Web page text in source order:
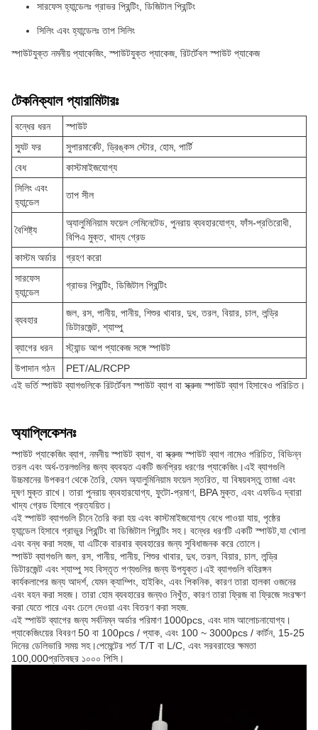
সারফেস হ্যান্ডেলঃ গ্রাভর প্রিন্টিং, ডিজিটাল প্রিন্টিং
সিলিং এবং হ্যান্ডেলঃ তাপ সিলিং
স্পাউটযুক্ত নমনীয় প্যাকেজিং, স্পাউটযুক্ত প্যাকেজ, রিটর্টেবল স্পাউট প্যাকেজ
টেকনিক্যাল প্যারামিটারঃ
বন্ধের ধরন
স্পাউট
স্যুট ফর
সুপারমার্কেট, ড্রিঙ্কস স্টোর, হোম, পার্টি
বেধ
কাস্টমাইজযোগ্য
সিলিং এবং
হ্যান্ডেল
তাপ সীল
বৈশিষ্ট্য
অ্যালুমিনিয়াম ফয়েল লেমিনেটেড, পুনরায় ব্যবহারযোগ্য, ফাঁস-প্রতিরোধী,
বিপিএ মুক্ত, খাদ্য গ্রেড
কাস্টম অর্ডার
গ্রহণ করো
সারফেস
হ্যান্ডেল
গ্রাভর প্রিন্টিং, ডিজিটাল প্রিন্টিং
ব্যবহার
জল, রস, পানীয়, পানীয়, শিশুর খাবার, দুধ, তরল, বিয়ার, চাল, লন্ড্রি
ডিটারজেন্ট, শ্যাম্পু
ব্যাগের ধরন
স্ট্যান্ড আপ প্যাকেজ সঙ্গে স্পাউট
উপাদান গঠন
PET/AL/RCPP
এই ভর্তি স্পাউট ব্যাগগুলিকে রিটর্টেবল স্পাউট ব্যাগ বা স্ক্রুজ স্পাউট ব্যাগ হিসাবেও পরিচিত।
অ্যাপ্লিকেশনঃ
স্পাউট প্যাকেজিং ব্যাগ, নমনীয় স্পাউট ব্যাগ, বা স্ক্রুজ স্পাউট ব্যাগ নামেও পরিচিত, বিভিন্ন
তরল এবং অর্ধ-তরলগুলির জন্য ব্যবহৃত একটি জনপ্রিয় ধরণের প্যাকেজিং।এই ব্যাগগুলি
উচ্চমানের উপকরণ থেকে তৈরি, যেমন অ্যালুমিনিয়াম ফয়েল স্তরিত, যা বিষয়বস্তু তাজা এবং
দূষণ মুক্ত রাখে। তারা পুনরায় ব্যবহারযোগ্য, ফুটো-প্রমাণ, BPA মুক্ত, এবং এফডিএ দ্বারা
খাদ্য গ্রেড হিসাবে প্রত্যয়িত।
এই স্পাউট ব্যাগগুলি চীনে তৈরি করা হয় এবং কাস্টমাইজযোগ্য বেধে পাওয়া যায়, পৃষ্ঠের
হ্যান্ডেল হিসাবে গ্রাভুর প্রিন্টিং বা ডিজিটাল প্রিন্টিং সহ। বন্ধের ধরণটি একটি স্পাউট,যা খোলা
এবং বন্ধ করা সহজ, যা এটিকে বারবার ব্যবহারের জন্য সুবিধাজনক করে তোলে।
স্পাউট ব্যাগগুলি জল, রস, পানীয়, পানীয়, শিশুর খাবার, দুধ, তরল, বিয়ার, চাল, লন্ড্রি
ডিটারজেন্ট এবং শ্যাম্পু সহ বিস্তৃত পণ্যগুলির জন্য উপযুক্ত।এই ব্যাগগুলি বহিরঙ্গন
কার্যকলাপের জন্য আদর্শ, যেমন ক্যাম্পিং, হাইকিং, এবং পিকনিক, কারণ তারা হালকা ওজনের
এবং বহন করা সহজ। তারা হোম ব্যবহারের জন্যও নিখুঁত, কারণ তারা ফ্রিজ বা ফ্রিজে সংরক্ষণ
করা যেতে পারে এবং ঢেলে দেওয়া এবং বিতরণ করা সহজ.
এই স্পাউট ব্যাগের জন্য সর্বনিম্ন অর্ডার পরিমাণ 1000pcs, এবং দাম আলোচনাযোগ্য।
প্যাকেজিংয়ের বিবরণ 50 বা 100pcs / প্যাক, এবং 100 ~ 3000pcs / কার্টন, 15-25
দিনের ডেলিভারি সময় সহ।পেমেন্টের শর্ত T/T বা L/C, এবং সরবরাহের ক্ষমতা
100,000প্রতিবছর ১০০০ পিসি।